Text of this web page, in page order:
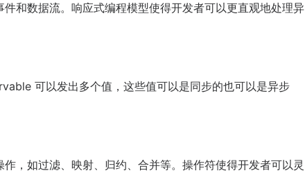
和数据流。响应式编程模型使得开发者可以更直观地处理异
可以发出多个值，这些值可以是同步的也可以是异步
，如过滤、映射、归约、合并等。操作符使得开发者可以灵